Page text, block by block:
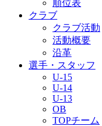
順位表
クラブ
クラブ活動
活動概要
沿革
選手・スタッフ
U-15
U-14
U-13
OB
TOPチーム